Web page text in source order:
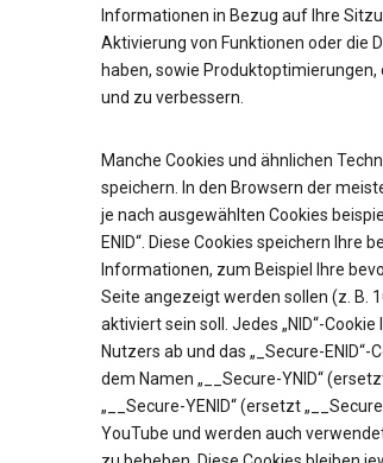
Informationen in Bezug auf Ihre
Aktivierung von Funktionen oder die
haben, sowie
und zu verbessern.
Manche Cookies und ähnlichen
speichern. In den Browsern der
je nach ausgewählten Cookies
ENID“. Diese Cookies speichern Ihre
Informationen, zum Beispiel Ihre
Seite angezeigt werden sollen (z. B.
aktiviert sein soll. Jedes „NID“-
Nutzers ab und das „_Secure-
dem Namen „__Secure-YNID“
„__Secure-YENID“ (ersetzt
YouTube und werden auch